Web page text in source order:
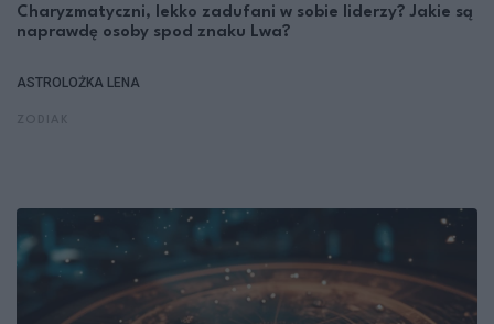
Charyzmatyczni, lekko zadufani w sobie liderzy? Jakie są
naprawdę osoby spod znaku Lwa?
ASTROLOŻKA LENA